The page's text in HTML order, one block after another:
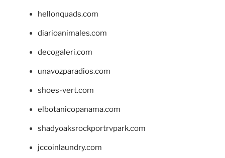
hellonquads.com
diarioanimales.com
decogaleri.com
unavozparadios.com
shoes-vert.com
elbotanicopanama.com
shadyoaksrockportrvpark.com
jccoinlaundry.com